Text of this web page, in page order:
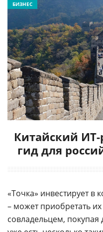
Китайский ИТ-
гид для
БИЗНЕС
«Точка» инвестирует
– может приобретать
совладельцем,